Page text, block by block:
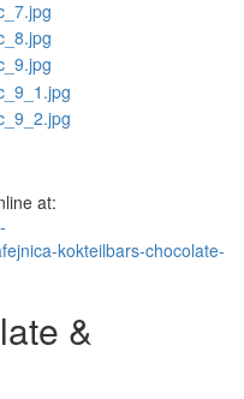
at:
kokteilbars-chocolate-
&